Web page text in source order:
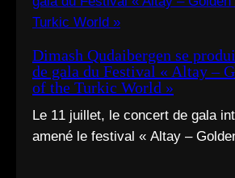
YouTube officielle.
Dimash Qudaibergen se
de gala du Festival « Altay –
of the Turkic World »
Le 11 juillet, le concert de gala
amené le festival « Altay –